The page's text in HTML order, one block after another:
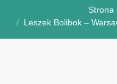
Strona
Leszek Bolibok –